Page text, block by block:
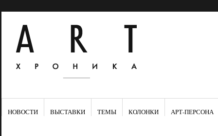
НОВОСТИ ВЫСТАВКИ ТЕМЫ КОЛОНКИ АРТ-ПЕРСОНА